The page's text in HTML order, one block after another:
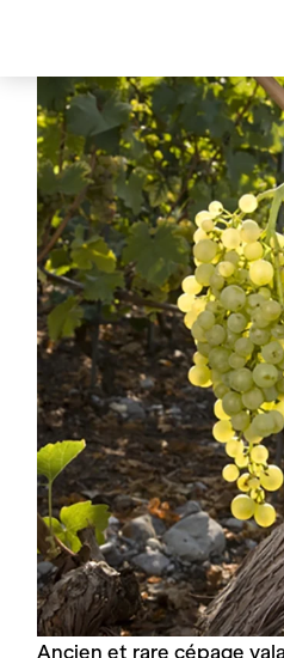
Ancien et rare cépage